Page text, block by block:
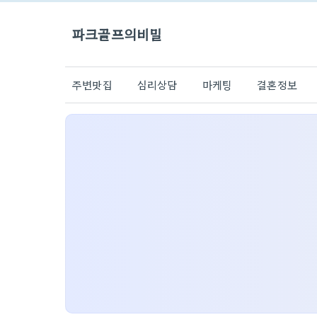
파크골프의비밀
주변맛집 심리상담 마케팅 결혼정보